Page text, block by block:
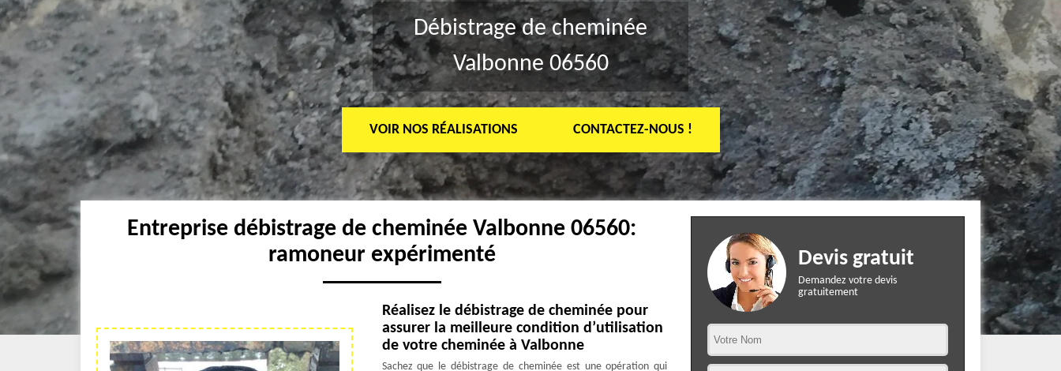
Débistrage de cheminée
Valbonne 06560
VOIR NOS RÉALISATIONS CONTACTEZ-NOUS !
Entreprise débistrage de cheminée Valbonne 06560:
ramoneur expérimenté
Réalisez le débistrage de cheminée pour
assurer la meilleure condition d’utilisation
de votre cheminée à Valbonne
Sachez que le débistrage de cheminée est une opération qui
Devis gratuit
Demandez votre devis
gratuitement